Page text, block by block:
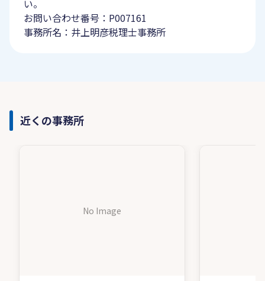
い。
お問い合わせ番号：P007161
事務所名：井上明彦税理士事務所
近くの事務所
No Image